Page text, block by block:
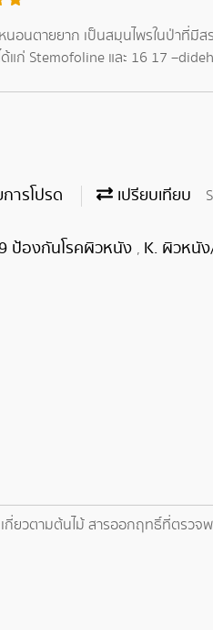
หนอนตายยาก เป็นสมุนไพรในป่าที่
แก่ Stemofoline และ 16 17
ารโปรด เปรียบเทียบ
9 ป้องกันโรคผิวหนัง , K. ผิวหนั
ยวตามต้นไม้ สารออกฤทธิ์ที่ตรวจ